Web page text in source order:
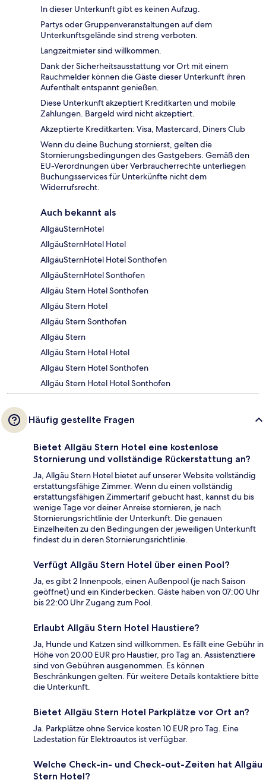
In dieser Unterkunft gibt es keinen Aufzug.
Partys oder Gruppenveranstaltungen auf dem
Unterkunftsgelände sind streng verboten.
Langzeitmieter sind willkommen.
Dank der Sicherheitsausstattung vor Ort mit einem
Rauchmelder können die Gäste dieser Unterkunft ihren
Aufenthalt entspannt genießen.
Diese Unterkunft akzeptiert Kreditkarten und mobile
Zahlungen. Bargeld wird nicht akzeptiert.
Akzeptierte Kreditkarten: Visa, Mastercard, Diners Club
Wenn du deine Buchung stornierst, gelten die
Stornierungsbedingungen des Gastgebers. Gemäß den
EU-Verordnungen über Verbraucherrechte unterliegen
Buchungsservices für Unterkünfte nicht dem
Widerrufsrecht.
Auch bekannt als
AllgäuSternHotel
AllgäuSternHotel Hotel
AllgäuSternHotel Hotel Sonthofen
AllgäuSternHotel Sonthofen
Allgäu Stern Hotel Sonthofen
Allgäu Stern Hotel
Allgäu Stern Sonthofen
Allgäu Stern
Allgäu Stern Hotel Hotel
Allgäu Stern Hotel Sonthofen
Allgäu Stern Hotel Hotel Sonthofen
Häufig gestellte Fragen
Bietet Allgäu Stern Hotel eine kostenlose
Stornierung und vollständige Rückerstattung an?
Ja, Allgäu Stern Hotel bietet auf unserer Website vollständig
erstattungsfähige Zimmer. Wenn du einen vollständig
erstattungsfähigen Zimmertarif gebucht hast, kannst du bis
wenige Tage vor deiner Anreise stornieren, je nach
Stornierungsrichtlinie der Unterkunft. Die genauen
Einzelheiten zu den Bedingungen der jeweiligen Unterkunft
findest du in deren Stornierungsrichtlinie.
Verfügt Allgäu Stern Hotel über einen Pool?
Ja, es gibt 2 Innenpools, einen Außenpool (je nach Saison
geöffnet) und ein Kinderbecken. Gäste haben von 07:00 Uhr
bis 22:00 Uhr Zugang zum Pool.
Erlaubt Allgäu Stern Hotel Haustiere?
Ja, Hunde und Katzen sind willkommen. Es fällt eine Gebühr in
Höhe von 20.00 EUR pro Haustier, pro Tag an. Assistenztiere
sind von Gebühren ausgenommen. Es können
Beschränkungen gelten. Für weitere Details kontaktiere bitte
die Unterkunft.
Bietet Allgäu Stern Hotel Parkplätze vor Ort an?
Ja. Parkplätze ohne Service kosten 10 EUR pro Tag. Eine
Ladestation für Elektroautos ist verfügbar.
Welche Check-in- und Check-out-Zeiten hat Allgäu
Stern Hotel?